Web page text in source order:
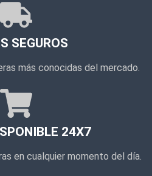
SEGUROS
más conocidas del mercado.
24X7
en cualquier momento del día.